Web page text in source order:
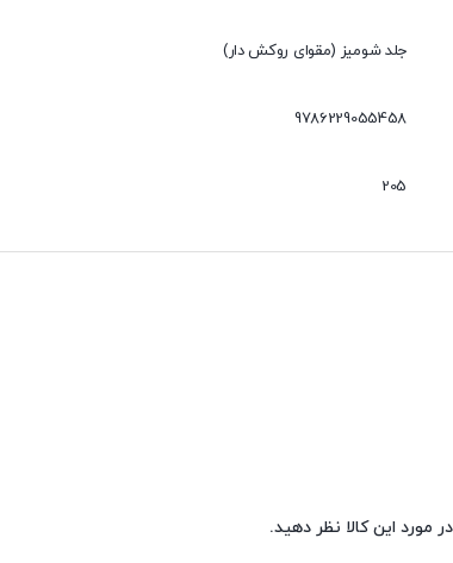
جلد شومیز (مقوای روکش دار)
9786229055458
205
مورد این کالا نظر دهید.